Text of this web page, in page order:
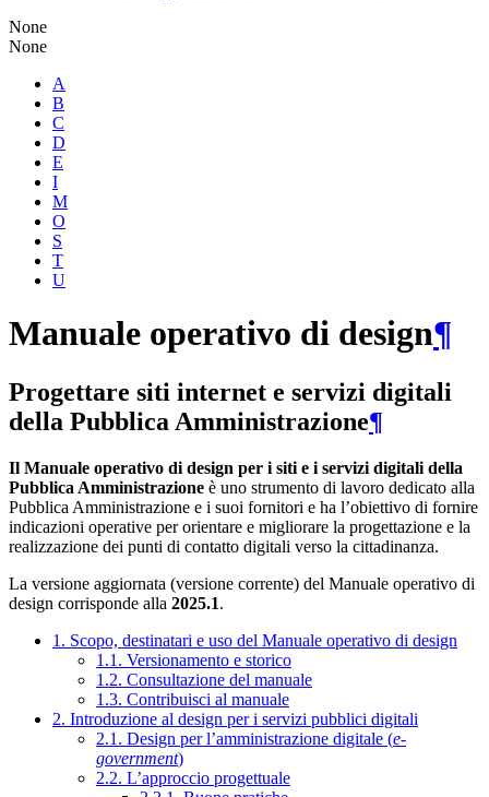
None
None
A
B
C
D
E
I
M
O
S
T
U
Manuale operativo di design¶
Progettare siti internet e servizi digitali
della Pubblica Amministrazione¶
Il Manuale operativo di design per i siti e i servizi digitali della
Pubblica Amministrazione è uno strumento di lavoro dedicato alla
Pubblica Amministrazione e i suoi fornitori e ha l’obiettivo di fornire
indicazioni operative per orientare e migliorare la progettazione e la
realizzazione dei punti di contatto digitali verso la cittadinanza.
La versione aggiornata (versione corrente) del Manuale operativo di
design corrisponde alla 2025.1.
1. Scopo, destinatari e uso del Manuale operativo di design
1.1. Versionamento e storico
1.2. Consultazione del manuale
1.3. Contribuisci al manuale
2. Introduzione al design per i servizi pubblici digitali
2.1. Design per l’amministrazione digitale (e-
government)
2.2. L’approccio progettuale